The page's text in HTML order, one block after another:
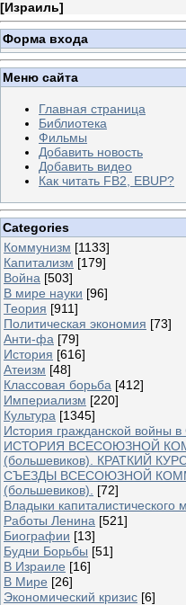
[Израиль]
Форма входа
Меню сайта
Главная страница
Библиотека
Фильмы
Добавить новость
Добавить видео
Как читать FB2, EBUP?
Categories
Коммунизм [1133]
Капитализм [179]
Война [503]
В мире науки [96]
Теория [911]
Политическая экономия [73]
Анти-фа [79]
История [616]
Атеизм [48]
Классовая борьба [412]
Империализм [220]
Культура [1345]
История гражданской войны
ИСТОРИЯ ВСЕСОЮЗНОЙ
(большевиков). КРАТКИЙ
СЪЕЗДЫ ВСЕСОЮЗНОЙ
(большевиков).
[72]
Владыки капиталистического
Работы Ленина [521]
Биографии [13]
Будни Борьбы [51]
В Израиле [16]
В Мире [26]
Экономический кризис [6]